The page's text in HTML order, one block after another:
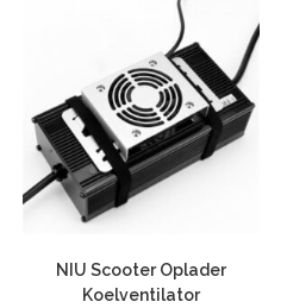
NIU Scooter Oplader
Koelventilator